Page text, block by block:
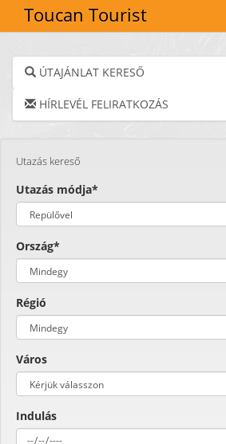
Toucan Tourist
ÚTAJÁNLAT KERESŐ
HÍRLEVÉL FELIRATKOZÁS
Utazás kereső
Utazás módja*
Ország*
Régió
Város
Indulás